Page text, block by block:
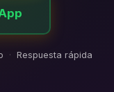
· Respuesta rápida